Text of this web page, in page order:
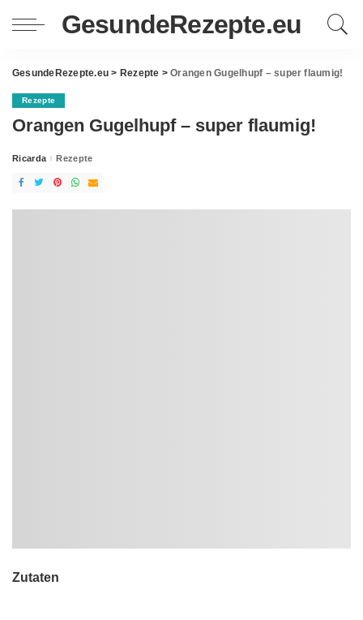
GesundeRezepte.eu
GesundeRezepte.eu > Rezepte >Orangen Gugelhupf – super flaumig!
Rezepte
Orangen Gugelhupf – super flaumig!
Posted
Ricarda Rezepte
Zutaten